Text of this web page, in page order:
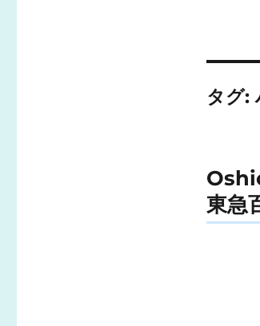
タグ:
東急